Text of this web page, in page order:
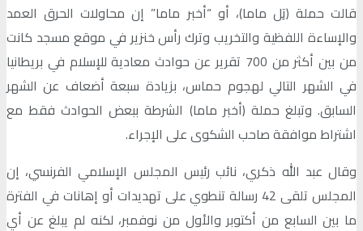
قالت حملة (تِل ماما)، أو “أخبر ماما” إن محاولات الحرق العمد
والإساءة اللفظية والتخريب وترك رأس خنزير في موقع مسجد كانت
من بين أكثر من 700 تقرير عن حوادث معادية للإسلام في بريطانيا
في الشهر التالي لهجوم حماس، بزيادة سبعة أضعاف عن الشهر
السابق. وتبلغ حملة (أخبر ماما) الشرطة ببعض الحوادث فقط مع
اشتراط موافقة صاحب الشكوى على الإجراء.
وقال عبد الله ذكري، نائب رئيس المجلس الإسلامي الفرنسي، إن
المجلس تلقى 42 رسالة تنطوي على تهديدات أو إهانات في الفترة
ما بين السابع من أكتوبر والأول من نوفمبر، لكنه لم يبلغ عن أي